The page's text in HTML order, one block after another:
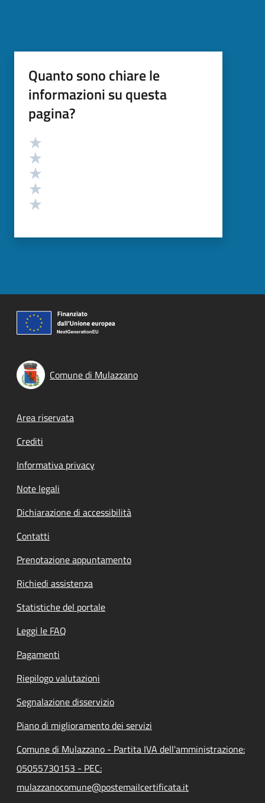
Quanto sono chiare le
informazioni su questa
pagina?
Valutazione
Comune di Mulazzano
Footer menu
Area riservata
Crediti
Informativa privacy
Note legali
Dichiarazione di accessibilità
Contatti
Prenotazione appuntamento
Richiedi assistenza
Statistiche del portale
Leggi le FAQ
Pagamenti
Riepilogo valutazioni
Segnalazione disservizio
Piano di miglioramento dei servizi
Comune di Mulazzano - Partita IVA dell'amministrazione:
05055730153 - PEC:
mulazzanocomune@postemailcertificata.it